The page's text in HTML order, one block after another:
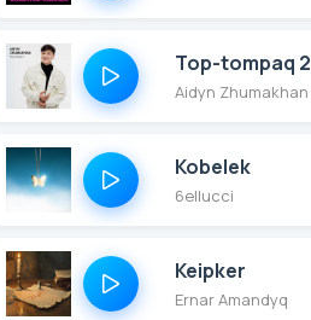
Top-tompaq 2
Aidyn Zhumakhan
Kobelek
6ellucci
Keipker
Ernar Amandyq